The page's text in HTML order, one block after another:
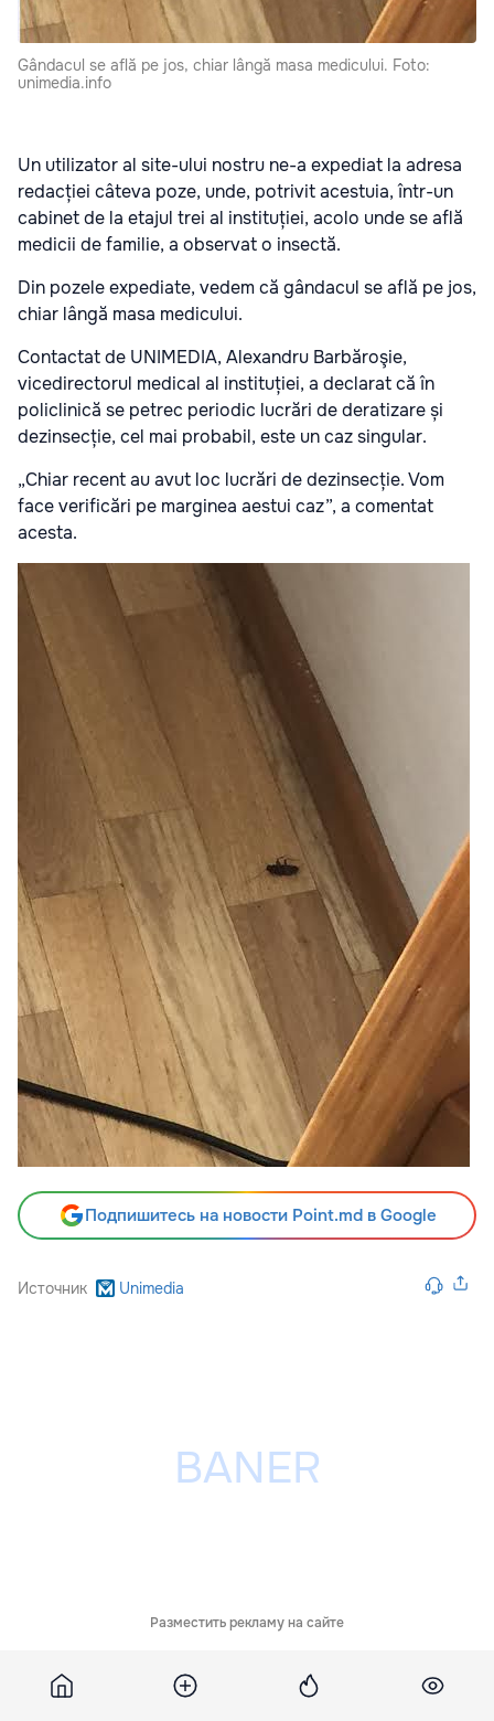
Gândacul se află pe jos, chiar lângă masa medicului. Foto:
unimedia.info
Un utilizator al site-ului nostru ne-a expediat la adresa
redacției câteva poze, unde, potrivit acestuia, într-un
cabinet de la etajul trei al instituției, acolo unde se află
medicii de familie, a observat o insectă.
Din pozele expediate, vedem că gândacul se află pe jos,
chiar lângă masa medicului.
Contactat de UNIMEDIA, Alexandru Barbăroşie,
vicedirectorul medical al instituției, a declarat că în
policlinică se petrec periodic lucrări de deratizare și
dezinsecție, cel mai probabil, este un caz singular.
„Chiar recent au avut loc lucrări de dezinsecție. Vom
face verificări pe marginea aestui caz”, a comentat
acesta.
Подпишитесь на новости Point.md в Google
Источник Unimedia
Разместить рекламу на сайте
Похожие новости